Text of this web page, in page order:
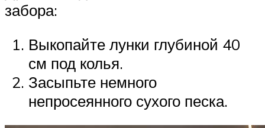
забора:
Выкопайте лунки глубиной 40
см под колья.
Засыпьте немного
непросеянного сухого песка.